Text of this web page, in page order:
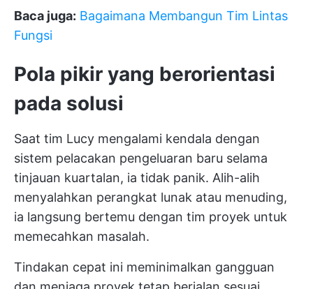
Baca juga: Bagaimana Membangun Tim Lintas
Fungsi
Pola pikir yang berorientasi
pada solusi
Saat tim Lucy mengalami kendala dengan
sistem pelacakan pengeluaran baru selama
tinjauan kuartalan, ia tidak panik. Alih-alih
menyalahkan perangkat lunak atau menuding,
ia langsung bertemu dengan tim proyek untuk
memecahkan masalah.
Tindakan cepat ini meminimalkan gangguan